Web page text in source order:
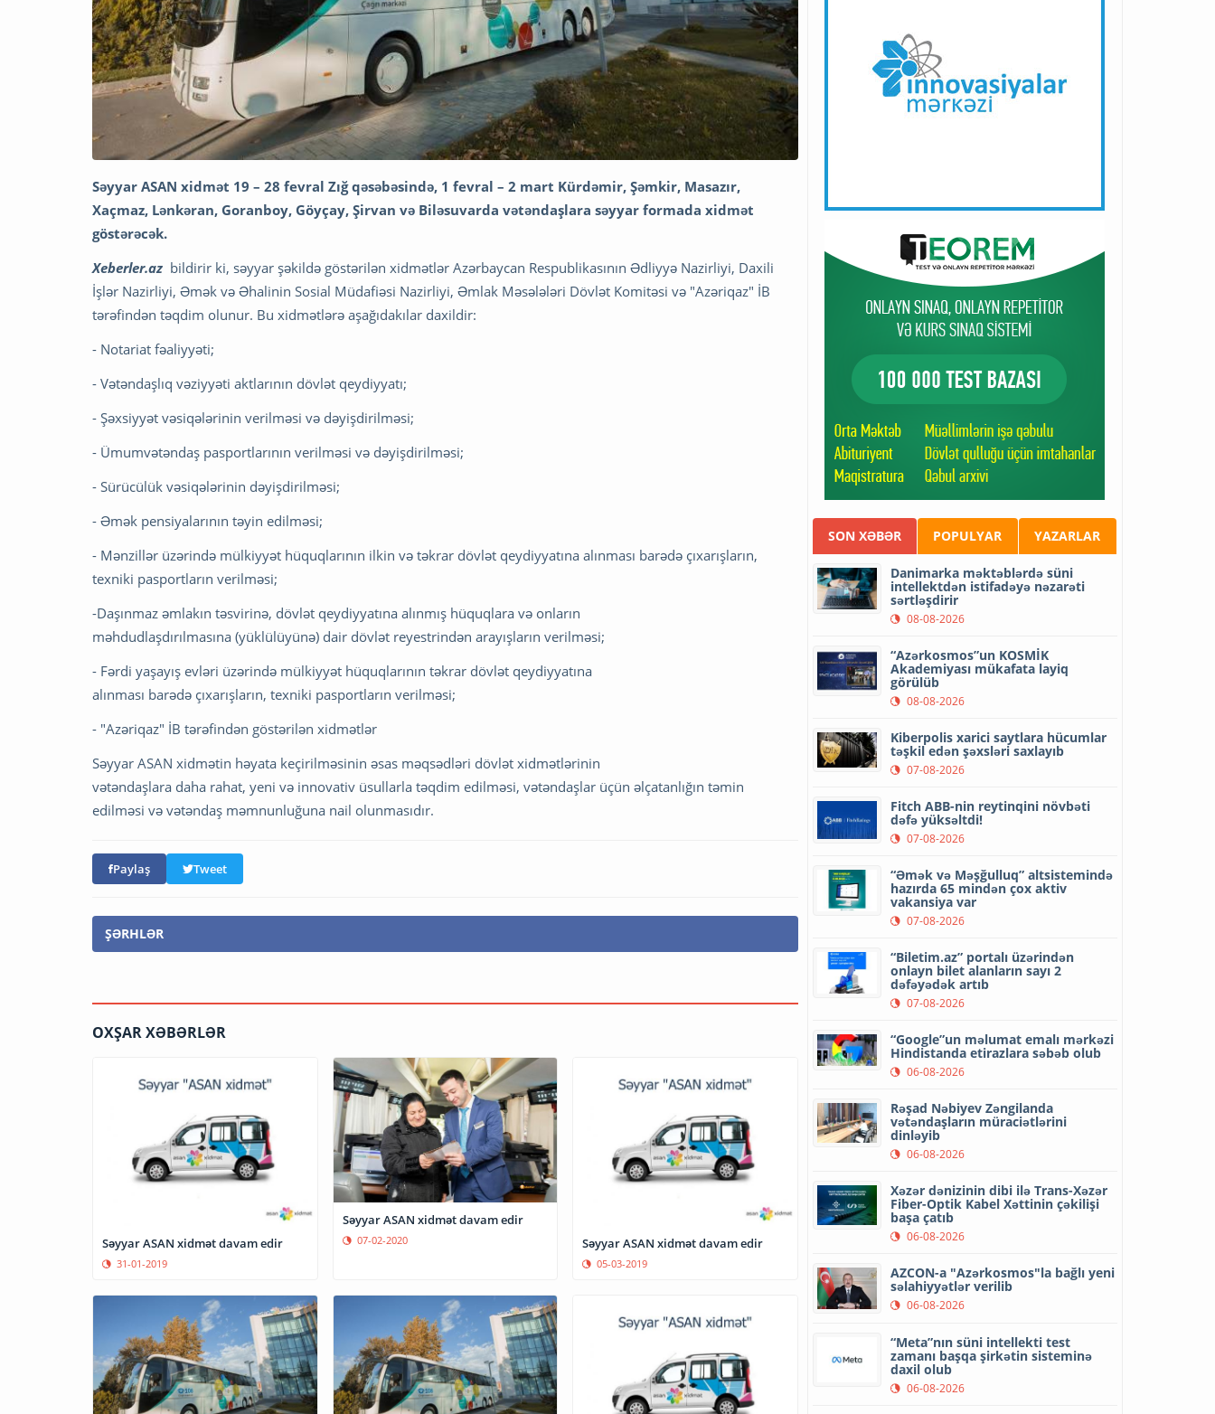
Səyyar ASAN xidmət 19 – 28 fevral Zığ qəsəbəsində, 1 fevral – 2 mart Kürdəmir, Şəmkir, Masazır,
Xaçmaz, Lənkəran, Goranboy, Göyçay, Şirvan və Biləsuvarda vətəndaşlara səyyar formada xidmət
göstərəcək.
Xeberler.az bildirir ki, səyyar şəkildə göstərilən xidmətlər Azərbaycan Respublikasının Ədliyyə Nazirliyi, Daxili
İşlər Nazirliyi, Əmək və Əhalinin Sosial Müdafiəsi Nazirliyi, Əmlak Məsələləri Dövlət Komitəsi və "Azəriqaz" İB
tərəfindən təqdim olunur. Bu xidmətlərə aşağıdakılar daxildir:
- Notariat fəaliyyəti;
- Vətəndaşlıq vəziyyəti aktlarının dövlət qeydiyyatı;
- Şəxsiyyət vəsiqələrinin verilməsi və dəyişdirilməsi;
- Ümumvətəndaş pasportlarının verilməsi və dəyişdirilməsi;
- Sürücülük vəsiqələrinin dəyişdirilməsi;
- Əmək pensiyalarının təyin edilməsi;
- Mənzillər üzərində mülkiyyət hüquqlarının ilkin və təkrar dövlət qeydiyyatına alınması barədə çıxarışların,
texniki pasportların verilməsi;
-Daşınmaz əmlakın təsvirinə, dövlət qeydiyyatına alınmış hüquqlara və onların
məhdudlaşdırılmasına (yüklülüyünə) dair dövlət reyestrindən arayışların verilməsi;
- Fərdi yaşayış evləri üzərində mülkiyyət hüquqlarının təkrar dövlət qeydiyyatına
alınması barədə çıxarışların, texniki pasportların verilməsi;
- "Azəriqaz" İB tərəfindən göstərilən xidmətlər
Səyyar ASAN xidmətin həyata keçirilməsinin əsas məqsədləri dövlət xidmətlərinin
vətəndaşlara daha rahat, yeni və innovativ üsullarla təqdim edilməsi, vətəndaşlar üçün əlçatanlığın təmin
edilməsi və vətəndaş məmnunluğuna nail olunmasıdır.
Paylaş Tweet
ŞƏRHLƏR
OXŞAR XƏBƏRLƏR
Səyyar ASAN xidmət davam edir
31-01-2019
Səyyar ASAN xidmət davam edir
07-02-2020 Səyyar ASAN xidmət davam edir
05-03-2019
SON XƏBƏR POPULYAR YAZARLAR
Danimarka məktəblərdə süni
intellektdən istifadəyə nəzarəti
sərtləşdirir
08-08-2026
“Azərkosmos”un KOSMİK
Akademiyası mükafata layiq
görülüb
08-08-2026
Kiberpolis xarici saytlara hücumlar
təşkil edən şəxsləri saxlayıb
07-08-2026
Fitch ABB-nin reytinqini növbəti
dəfə yüksəltdi!
07-08-2026
“Əmək və Məşğulluq” altsistemində
hazırda 65 mindən çox aktiv
vakansiya var
07-08-2026
“Biletim.az” portalı üzərindən
onlayn bilet alanların sayı 2
dəfəyədək artıb
07-08-2026
“Google”un məlumat emalı mərkəzi
Hindistanda etirazlara səbəb olub
06-08-2026
Rəşad Nəbiyev Zəngilanda
vətəndaşların müraciətlərini
dinləyib
06-08-2026
Xəzər dənizinin dibi ilə Trans-Xəzər
Fiber-Optik Kabel Xəttinin çəkilişi
başa çatıb
06-08-2026
AZCON-a "Azərkosmos"la bağlı yeni
səlahiyyətlər verilib
06-08-2026
“Meta”nın süni intellekti test
zamanı başqa şirkətin sisteminə
daxil olub
06-08-2026